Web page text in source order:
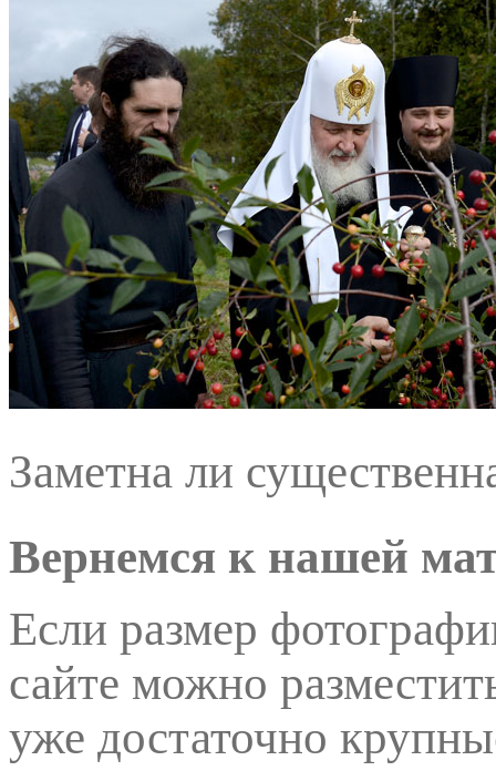
Заметна ли
Вернемся к нашей
Если размер
сайте можно
уже достаточно